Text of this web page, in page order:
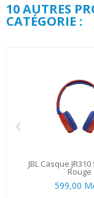
10 AUTRES
CATÉGORIE :
JBL Casque
Rouge
599,00
‹